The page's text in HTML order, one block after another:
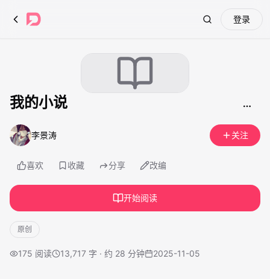
Search登录
我的小说
李景涛 关注
喜欢 收藏 分享 改编
开始阅读
原创
175 阅读 13,717 字 · 约 28 分钟 2025-11-05